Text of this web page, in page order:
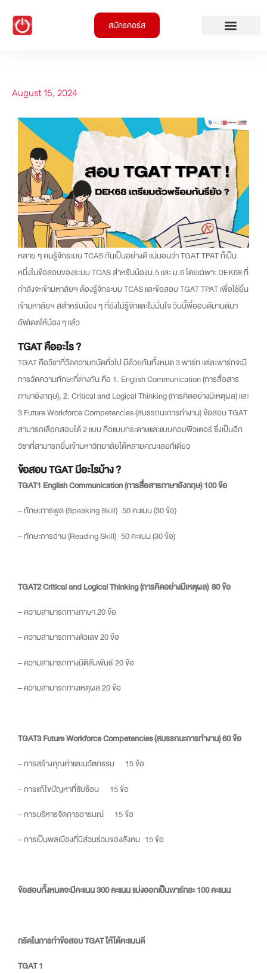
สมัครคอร์ส
August 15, 2024
หลาย ๆ คนรู้จักระบบ TCAS กันเป็นอย่างดี แน่นอนว่า TGAT TPAT ก็เป็น
หนึ่งในข้อสอบของระบบ TCAS สำหรับน้องม.5 และ ม.6 โดยเฉพาะ DEK68 ที่
กำลังจะเข้ามหาลัยฯ ต้องรู้จักระบบ TCAS และข้อสอบ TGAT TPAT เพื่อใช้ยื่น
เข้ามหาลัยฯ สสำหรับน้อง ๆ ที่ยังไม่รู้จักและไม่มั่นใจ วันนี้พี่ออนดีมานด์มา
อัฟเดตให้น้อง ๆ แล้ว
TGAT คืออะไร ?
TGAT คือวิชาที่วัดความถนัดทั่วไป มีด้วยกันทั้งหมด 3 พาร์ท แต่ละพาร์ทจะมี
การวัดความทักษะที่ต่างกัน คือ 1. English Communication (การสื่อสาร
ภาษาอังกฤษ), 2. Critical and Logical Thinking (การคิดอย่างมีเหตุผล) และ
3 Future Workforce Competencies (สมรรถนะการทำงาน) ข้อสอบ TGAT
สามารถเลือกสอบได้ 2 แบบ คือแบบกระดาษและแบบคอมพิวเตอร์ ซึ่งเป็นอีก
วิชาที่สามารถยื่นเข้ามหาวิทยาลัยได้หลายคณะเลยทีเดียว
ข้อสอบ TGAT มีอะไรบ้าง ?
TGAT1 English Communication (การสื่อสารภาษาอังกฤษ)100 ข้อ
– ทักษะการพูด (Speaking Skill) 50 คะแนน (30 ข้อ)
– ทักษะการอ่าน (Reading Skill) 50 คะแนน (30 ข้อ)
TGAT2 Critical and Logical Thinking (การคิดอย่างมีเหตุผล)80 ข้อ
– ความสามารถทางภาษา20 ข้อ
– ความสามารถทางตัวเลข20 ข้อ
– ความสามารถทางมิติสัมพันธ์20 ข้อ
– ความสามารถทางเหตุผล20 ข้อ
TGAT3 Future Workforce Competencies (สมรรถนะการทำงาน)60 ข้อ
– การสร้างคุณค่าและนวัตกรรม
15 ข้อ
– การแก้ไขปัญหาที่ซับซ้อน
15 ข้อ
– การบริหารจัดการอารมณ์
15 ข้อ
– การเป็นพลเมืองที่มีส่วนร่วมของสังคม 15 ข้อ
ข้อสอบทั้งหมดจะมีคะแนน 300 คะแนน แบ่งออกเป็นพาร์ทละ 100 คะแนน
ทริคในการทำข้อสอบ TGAT ให้ได้คะแนนดี
TGAT 1